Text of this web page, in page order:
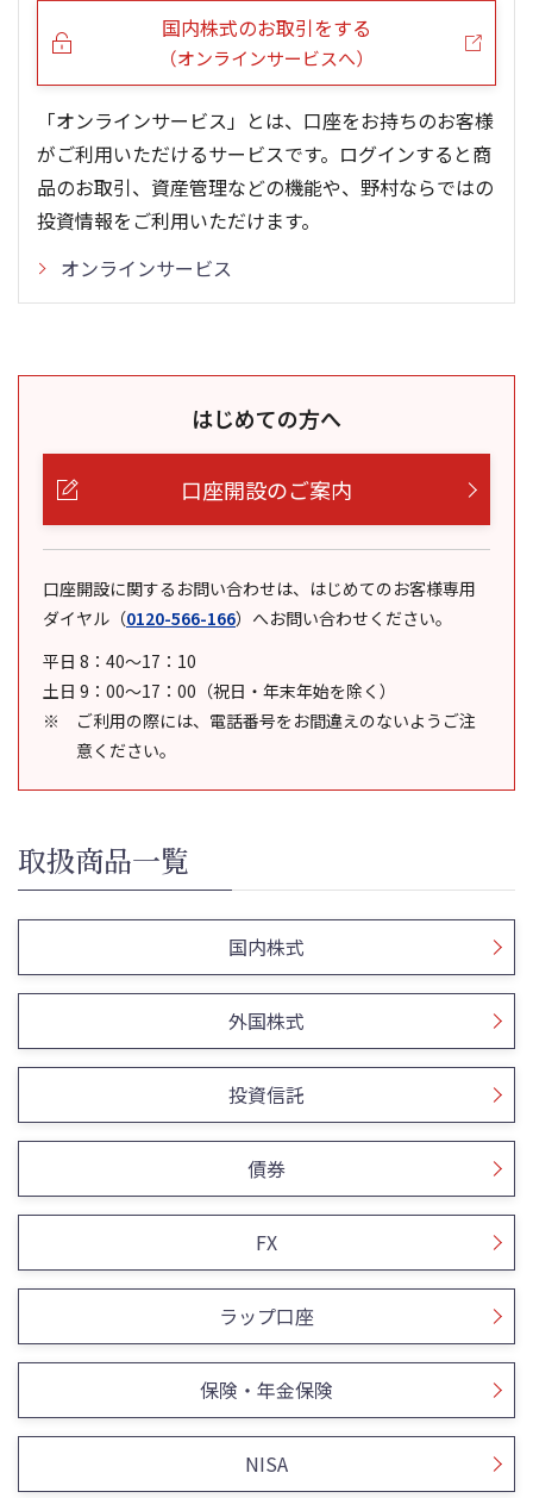
国内株式のお取引をする
（オンラインサービスへ）
「オンラインサービス」とは、口座をお持ちのお客様
がご利用いただけるサービスです。ログインすると商
品のお取引、資産管理などの機能や、野村ならではの
投資情報をご利用いただけます。
オンラインサービス
はじめての方へ
口座開設のご案内
口座開設に関するお問い合わせは、はじめてのお客様専用
ダイヤル （0120-566-166） へお問い合わせください。
平日 8：40～17：10
土日 9：00～17：00（祝日・年末年始を除く）
ご利用の際には、電話番号をお間違えのないようご注
意ください。
取扱商品一覧
国内株式
外国株式
投資信託
債券
FX
ラップ口座
保険・年金保険
NISA